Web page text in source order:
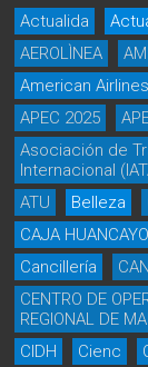
Actualida
AEROLÌNEA
American Airlines
APEC 2025
Asociación de
Internacional
ATU
Belleza
CAJA HUANCAYO
Cancillería
CENTRO DE
REGIONAL DE
CIDH
Cienc